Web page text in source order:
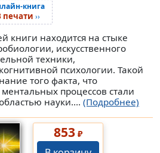
книга
печати ››
книги находится на стыке
искусственного
техники,
психологии. Такой
того факта, что
процессов стали
науки.... (Подробнее)
853₽